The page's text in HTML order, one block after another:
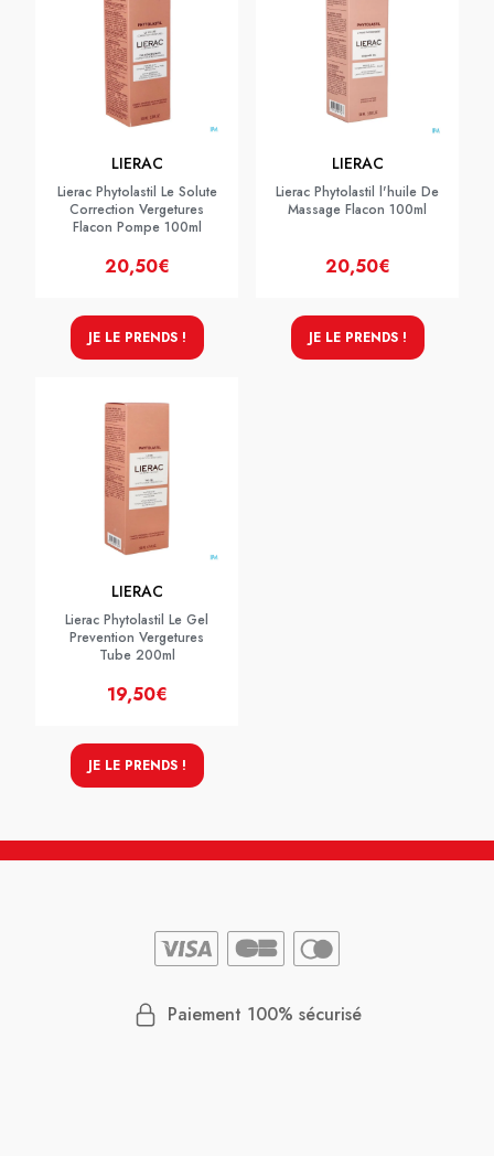
LIERAC
Lierac Phytolastil Le Solute
Correction Vergetures
Flacon Pompe 100ml
20,50€
JE LE PRENDS !
LIERAC
Lierac Phytolastil l'huile De
Massage Flacon 100ml
20,50€
JE LE PRENDS !
LIERAC
Lierac Phytolastil Le Gel
Prevention Vergetures
Tube 200ml
19,50€
JE LE PRENDS !
Paiement 100% sécurisé